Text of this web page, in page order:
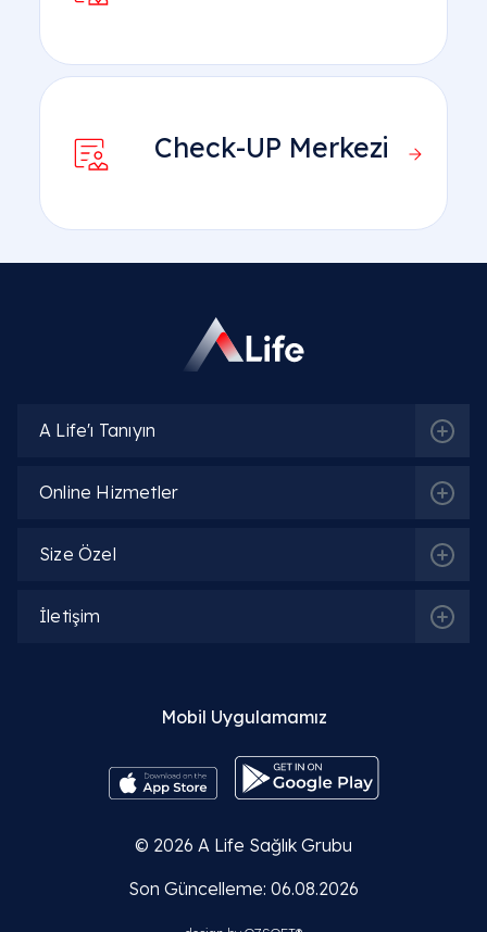
Check-UP Merkezi
A Life'ı Tanıyın
Online Hizmetler
Size Özel
İletişim
Mobil Uygulamamız
© 2026 A Life Sağlık Grubu
Son Güncelleme: 06.08.2026